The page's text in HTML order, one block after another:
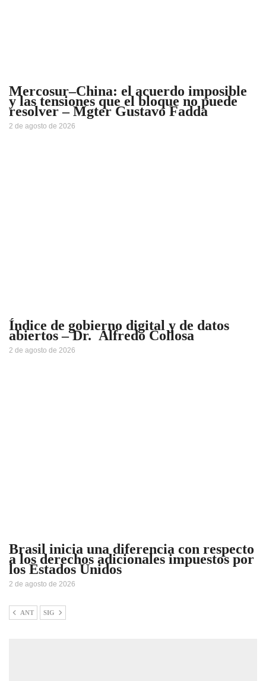
Mercosur–China: el acuerdo imposible
y las tensiones que el bloque no puede
resolver – Mgter Gustavo Fadda
2 de agosto de 2026
Índice de gobierno digital y de datos
abiertos – Dr. Alfredo Collosa
2 de agosto de 2026
Brasil inicia una diferencia con respecto
a los derechos adicionales impuestos por
los Estados Unidos
2 de agosto de 2026
ANT SIG